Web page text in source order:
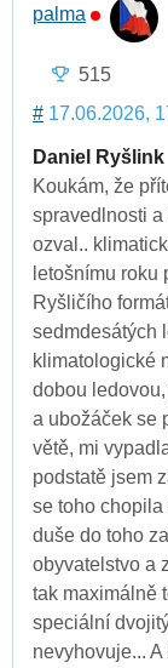
palma
515
# 17.06.2026,
Daniel Ryšlink
Koukám, že
spravedlnosti
ozval..
letošnímu roku
Ryšličího
sedmdesátých
klimatologické
dobou
a ubožáček se
větě, mi
podstatě jsem
se toho chopila
duše do toho
obyvatelstvo a
tak maximálně
speciální
nevyhovuje...